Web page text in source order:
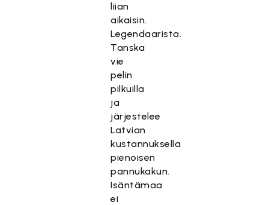
liian
aikaisin.
Legendaarista.
Tanska
vie
pelin
pilkuilla
ja
järjestelee
Latvian
kustannuksella
pienoisen
pannukakun.
Isäntämaa
ei